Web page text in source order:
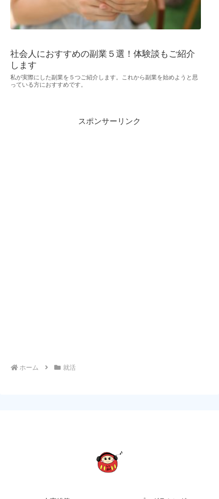
社会人におすすめの副業５選！体験談もご紹介
します
私が実際にした副業を５つご紹介します。これから副業を始めようと思
っている方におすすめです。
スポンサーリンク
ホーム 就活